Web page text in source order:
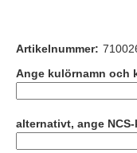
Artikelnummer:
Ange kulörnamn och
alternativt, ange